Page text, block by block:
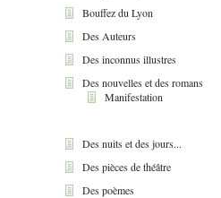
Bouffez du Lyon
Des Auteurs
Des inconnus illustres
Des nouvelles et des romans
Manifestation
Des nuits et des jours...
Des pièces de théâtre
Des poèmes